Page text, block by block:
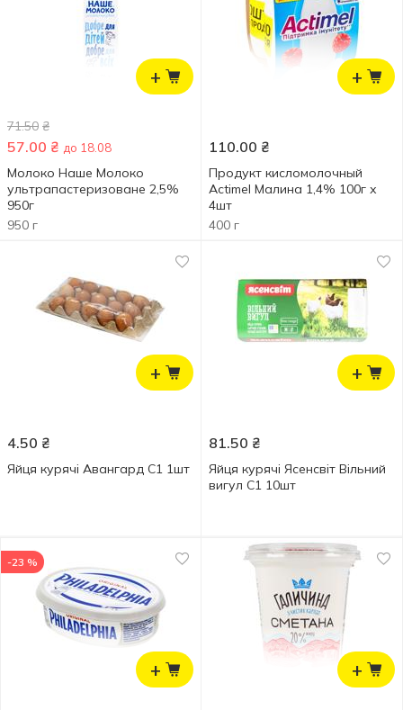
+
71.50 ₴
57.00 ₴ до 18.08
Молоко Наше Молоко
ультрапастеризоване 2,5%
950г
950 г
+
110.00 ₴
Продукт кисломолочный
Actimel Малина 1,4% 100г х
4шт
400 г
+
4.50 ₴
Яйця курячі Авангард С1 1шт
+
81.50 ₴
Яйця курячі Ясенсвіт Вільний
вигул С1 10шт
+
-23 %
+